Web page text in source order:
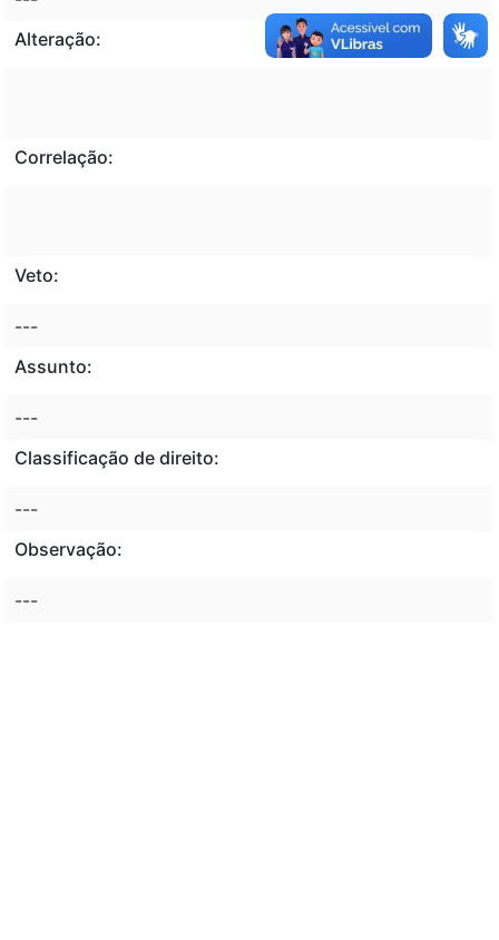
Alteração:
Correlação:
Veto:
---
Assunto:
---
Classificação de direito:
---
Observação:
---